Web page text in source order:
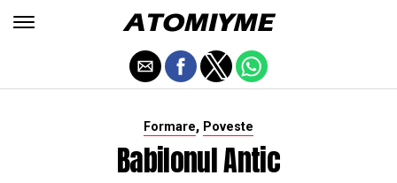
Formare, Poveste
Babilonul Antic